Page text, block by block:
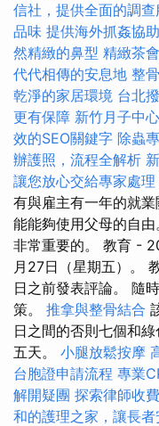
信社，提供全面的調查
品味 提供海外抓姦協
然精緻的鼻型 精緻茶
代代相傳的安息地 整
乾淨的家居環境 台北
更有保障 新竹月子中
效的SEO關鍵字 除蟲
辦護照，流程全解析
讓您放心交給專家處理
有與雇主有一年的就
能能夠使用父母的自
非常重要的。 教育 -
月27日（星期五）。
日之前發表評論。 隨
策。 推拿與整骨結合
日之間的否則七個和
五天。 小腿放鬆按摩
台胞證申請流程 專業
解開疑團 探索律師收
和的護理之家，讓長